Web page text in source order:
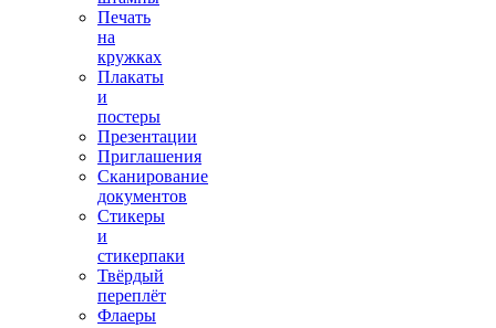
Печать
на
кружках
Плакаты
и
постеры
Презентации
Приглашения
Сканирование
документов
Стикеры
и
стикерпаки
Твёрдый
переплёт
Флаеры